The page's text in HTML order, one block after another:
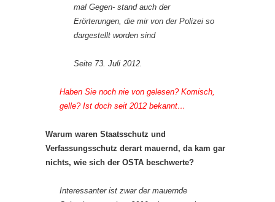
mal Gegen- stand auch der
Erörterungen, die mir von der Polizei so
dargestellt worden sind
Seite 73. Juli 2012.
Haben Sie noch nie von gelesen? Komisch,
gelle? Ist doch seit 2012 bekannt…
Warum waren Staatsschutz und
Verfassungsschutz derart mauernd, da kam gar
nichts, wie sich der OSTA beschwerte?
Interessanter ist zwar der mauernde